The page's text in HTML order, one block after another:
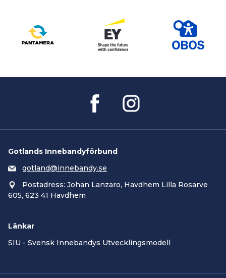
Gotlands Innebandyförbund
gotland@innebandy.se
Postadress: Johan Lanzaro, Havdhem Lilla Rosarve
605, 623 41 Havdhem
Länkar
SIU - Svensk Innebandys Utvecklingsmodell